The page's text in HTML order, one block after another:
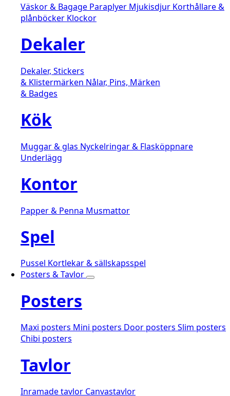
Väskor & Bagage Paraplyer Mjukisdjur Korthållare &
plånböcker Klockor
Dekaler
Dekaler, Stickers
& Klistermärken Nålar, Pins, Märken
& Badges
Kök
Muggar & glas Nyckelringar & Flasköppnare
Underlägg
Kontor
Papper & Penna Musmattor
Spel
Pussel Kortlekar & sällskapsspel
Posters & Tavlor
Posters
Maxi posters Mini posters Door posters Slim posters
Chibi posters
Tavlor
Inramade tavlor Canvastavlor